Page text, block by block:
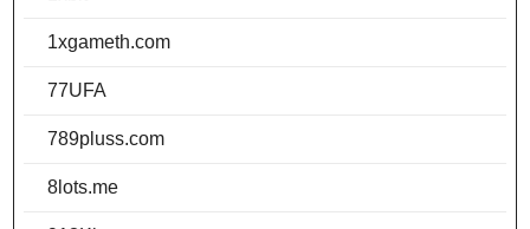
1xgameth.com
77UFA
789pluss.com
8lots.me